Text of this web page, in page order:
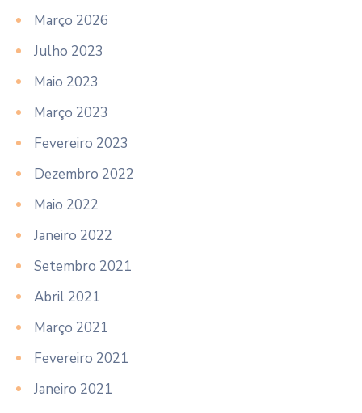
Março 2026
Julho 2023
Maio 2023
Março 2023
Fevereiro 2023
Dezembro 2022
Maio 2022
Janeiro 2022
Setembro 2021
Abril 2021
Março 2021
Fevereiro 2021
Janeiro 2021